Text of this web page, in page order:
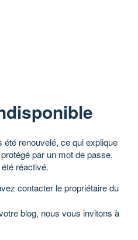
été renouvelé, ce qui explique
par un mot de passe,
réactivé.
contacter le propriétaire du
blog, nous vous invitons à